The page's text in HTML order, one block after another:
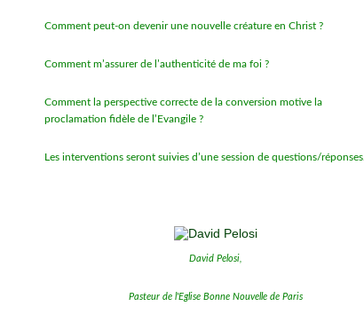
Comment peut-on devenir une nouvelle créature en Christ ?
Comment m’assurer de l’authenticité de ma foi ?
Comment la perspective correcte de la conversion motive la
proclamation fidèle de l’Evangile ?
Les interventions seront suivies d’une session de questions/réponses
David Pelosi,
Pasteur de l'Eglise Bonne Nouvelle de Paris